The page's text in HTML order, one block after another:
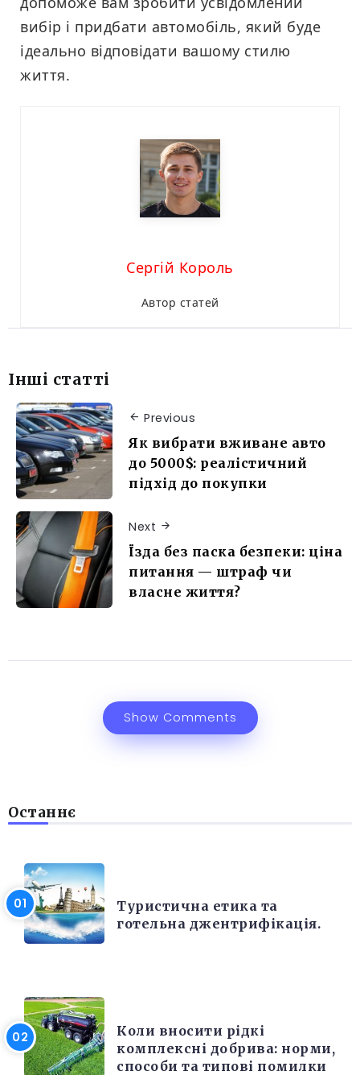
вибір і придбати автомобіль, який буде
ідеально відповідати вашому стилю
життя.
Сергій Король
Автор статей
Інші статті
Previous
Як вибрати вживане авто
до 5000$: реалістичний
підхід до покупки
Next
Їзда без паска безпеки: ціна
питання — штраф чи
власне життя?
Show Comments
Останнє
Туристична етика та
готельна джентрифікація.
Коли вносити рідкі
комплексні добрива: норми,
способи та типові помилки